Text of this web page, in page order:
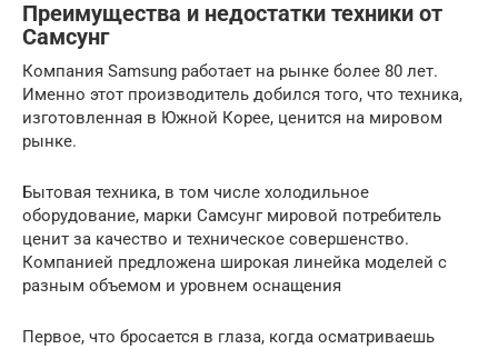
Преимущества и недостатки техники от
Самсунг
Компания Samsung работает на рынке более 80 лет.
Именно этот производитель добился того, что техника,
изготовленная в Южной Корее, ценится на мировом
рынке.
Бытовая техника, в том числе холодильное
оборудование, марки Самсунг мировой потребитель
ценит за качество и техническое совершенство.
Компанией предложена широкая линейка моделей с
разным объемом и уровнем оснащения
Первое, что бросается в глаза, когда осматриваешь